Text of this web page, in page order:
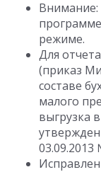
Внимание:
режиме.
Для
(приказ
составе
малого
выгрузка